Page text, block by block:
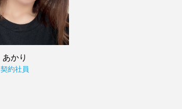
あかり
契約社員